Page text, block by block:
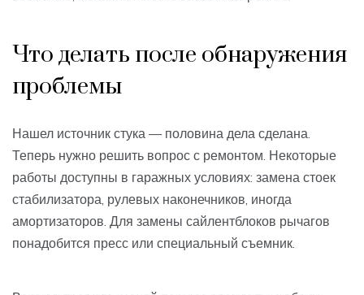
Что делать после обнаружения
проблемы
Нашел источник стука — половина дела сделана.
Теперь нужно решить вопрос с ремонтом. Некоторые
работы доступны в гаражных условиях: замена стоек
стабилизатора, рулевых наконечников, иногда
амортизаторов. Для замены сайлентблоков рычагов
понадобится пресс или специальный съемник.